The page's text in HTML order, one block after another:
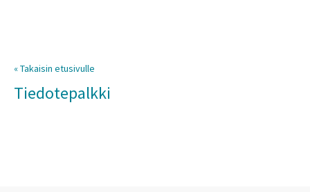
« Takaisin etusivulle
Tiedotepalkki